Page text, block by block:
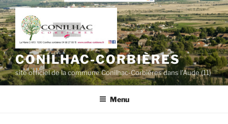
Aller
au
contenu
principal
CONILHAC-CORBIÈRES
site officiel de la commune Conilhac-Corbières dans l'Aude (11)
Menu